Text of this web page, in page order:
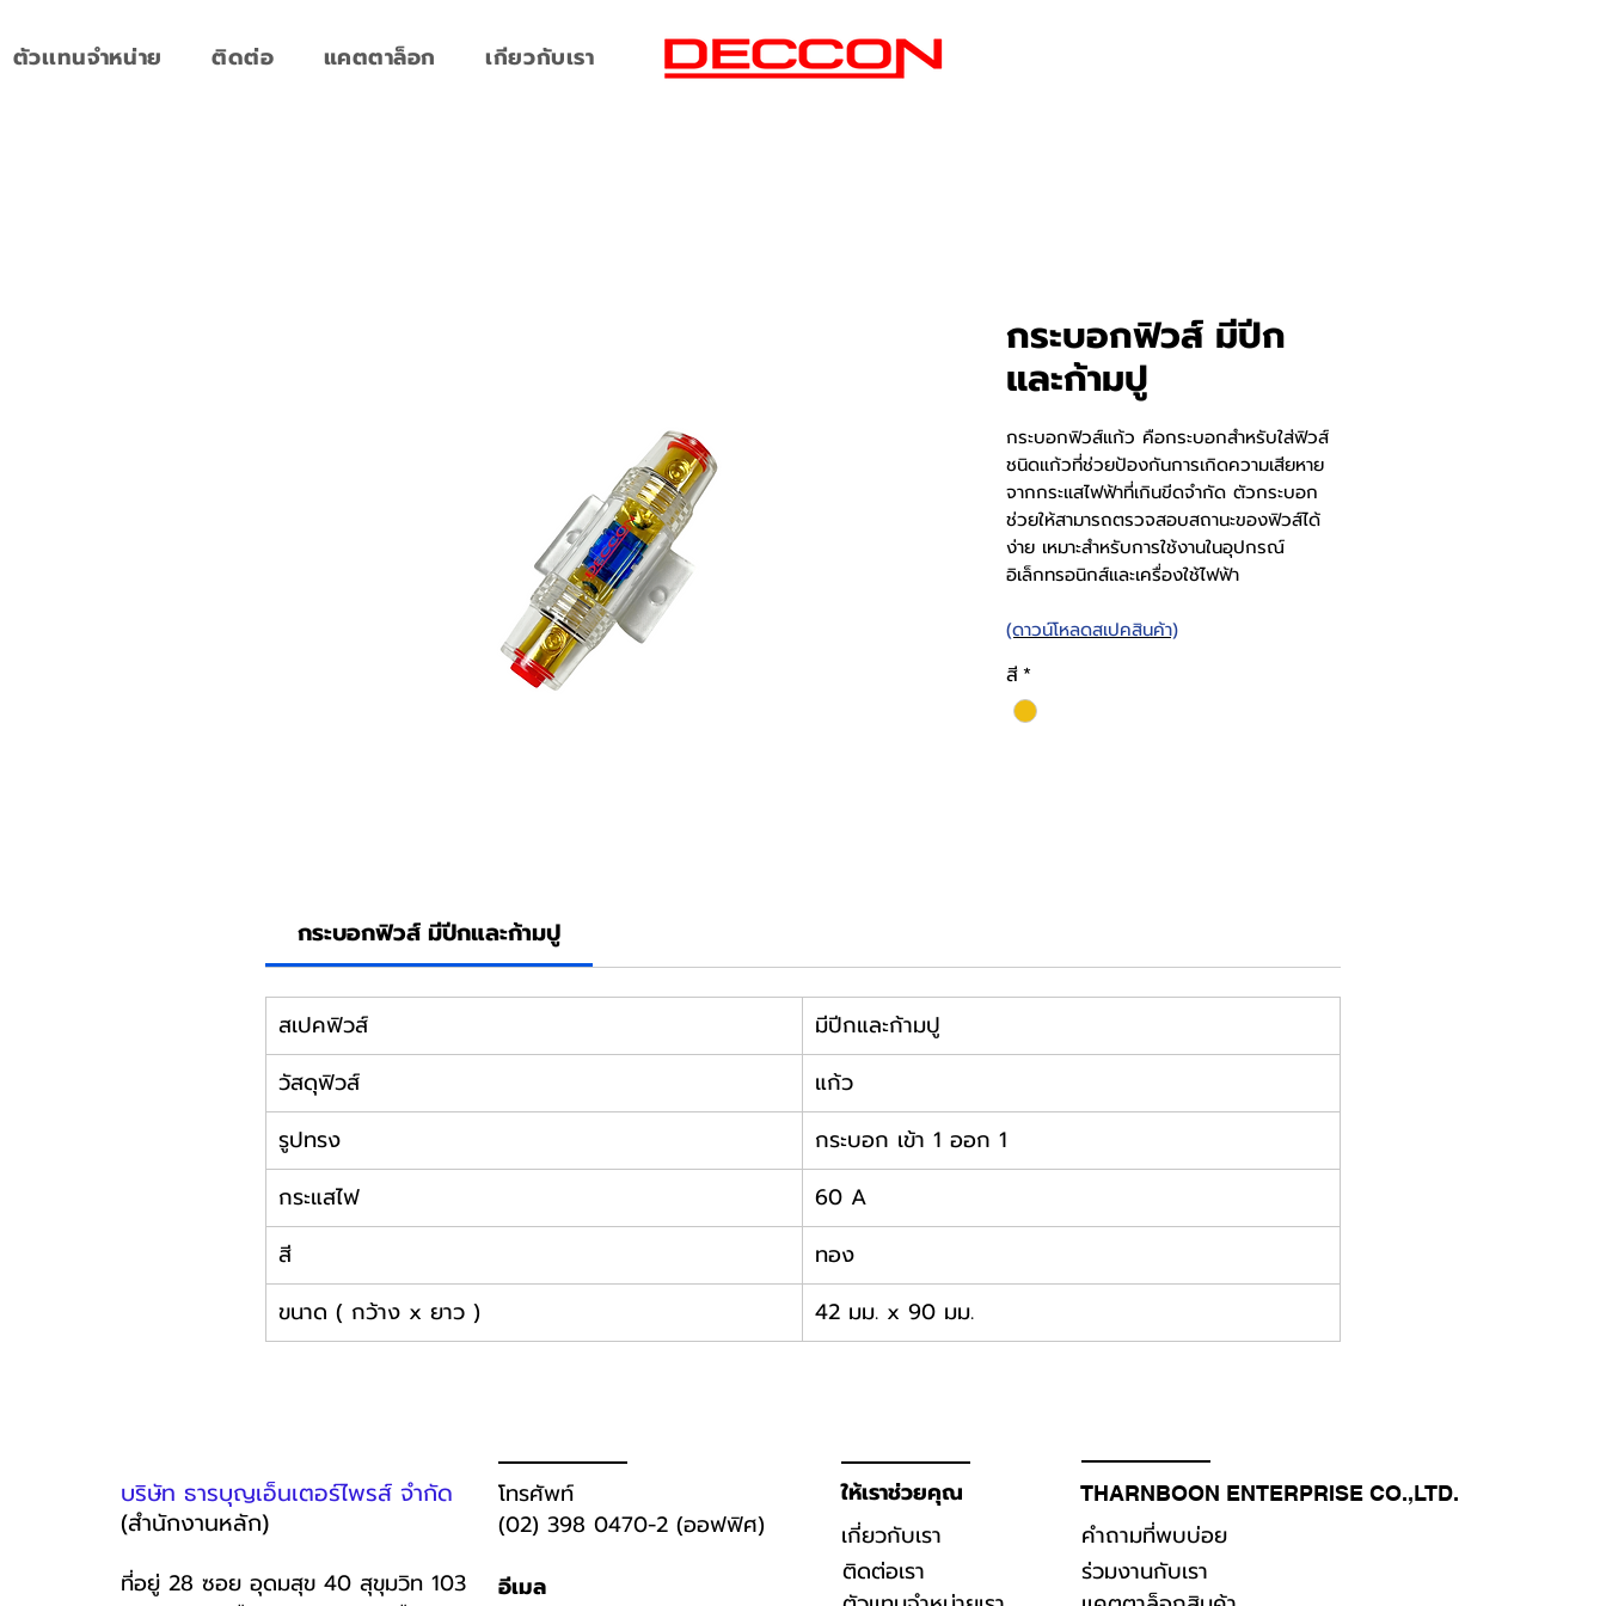
ตัวเเทนจำหน่าย ติดต่อ แคตตาล็อก เกียวกับเรา
กระบอกฟิวส์ มีปีก
และก้ามปู
กระบอกฟิวส์แก้ว คือกระบอกสำหรับใส่ฟิวส์
ชนิดแก้วที่ช่วยป้องกันการเกิดความเสียหาย
จากกระแสไฟฟ้าที่เกินขีดจำกัด ตัวกระบอก
ช่วยให้สามารถตรวจสอบสถานะของฟิวส์ได้
ง่าย เหมาะสำหรับการใช้งานในอุปกรณ์
อิเล็กทรอนิกส์และเครื่องใช้ไฟฟ้า
(ดาวน์โหลดสเปคสินค้า)
สี*
กระบอกฟิวส์ มีปีกและก้ามปู
สเปคฟิวส์
มีปีกและก้ามปู
วัสดุฟิวส์
แก้ว
รูปทรง
กระบอก เข้า 1 ออก 1
กระแสไฟ
60 A
สี
ทอง
ขนาด ( กว้าง x ยาว )
42 มม. x 90 มม.
บริษัท ธารบุญเอ็นเตอร์ไพรส์ จำกัด
(สำนักงานหลัก)
ที่อยู่ 28 ซอย อุดมสุข 40 สุขุมวิท 103
โทรศัพท์
(02) 398 0470-2 (ออฟฟิศ)
อีเมล
ให้เราช่วยคุณ THARNBOON ENTERPRISE CO.,LTD.
เกี่ยวกับเรา
ติดต่อเรา
คำถามที่พบบ่อย
ร่วมงานกับเรา